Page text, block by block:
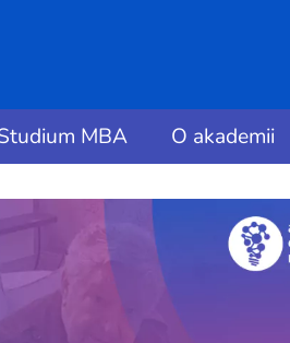
MBA O akademii